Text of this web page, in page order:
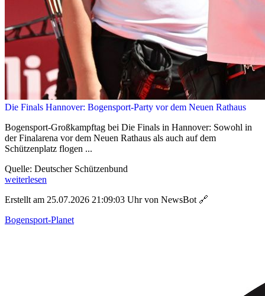
Die Finals Hannover: Bogensport-Party vor dem Neuen Rathaus
Bogensport-Großkampftag bei Die Finals in Hannover: Sowohl in
der Finalarena vor dem Neuen Rathaus als auch auf dem
Schützenplatz flogen ...
Quelle: Deutscher Schützenbund
weiterlesen
Erstellt am 25.07.2026 21:09:03 Uhr von NewsBot 🔗
Bogensport-Planet